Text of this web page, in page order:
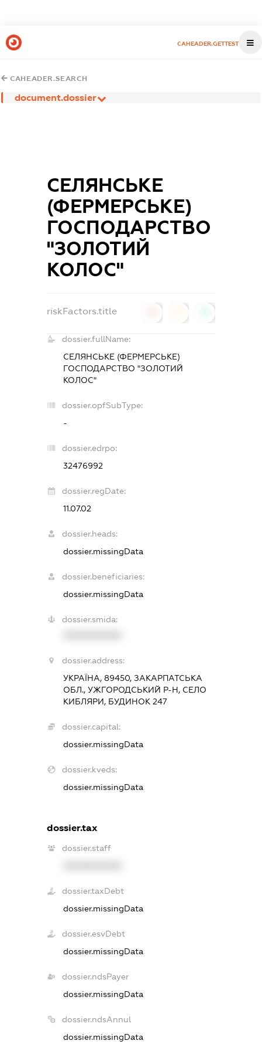
CAHEADER.GETTEST
CAHEADER.SEARCH
document.dossier
СЕЛЯНСЬКЕ
(ФЕРМЕРСЬКЕ)
ГОСПОДАРСТВО
"ЗОЛОТИЙ
КОЛОС"
riskFactors.title
dossier.fullName:
СЕЛЯНСЬКЕ (ФЕРМЕРСЬКЕ)
ГОСПОДАРСТВО "ЗОЛОТИЙ
КОЛОС"
dossier.opfSubType:
-
dossier.edrpo:
32476992
dossier.regDate:
11.07.02
dossier.heads:
dossier.missingData
dossier.beneficiaries:
dossier.missingData
dossier.smida:
dossier.address:
УКРАЇНА, 89450, ЗАКАРПАТСЬКА
ОБЛ., УЖГОРОДСЬКИЙ Р-Н, СЕЛО
КИБЛЯРИ, БУДИНОК 247
dossier.capital:
dossier.missingData
dossier.kveds:
dossier.missingData
dossier.tax
dossier.staff
dossier.taxDebt
dossier.missingData
dossier.esvDebt
dossier.missingData
dossier.ndsPayer
dossier.missingData
dossier.ndsAnnul
dossier.missingData